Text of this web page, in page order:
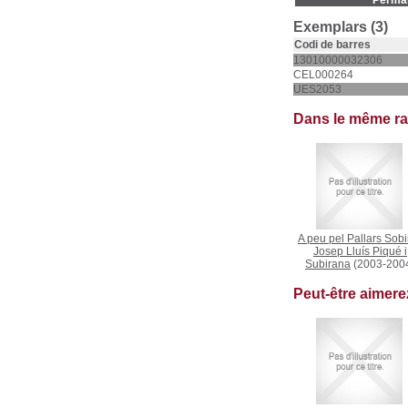
Exemplars (3)
Codi de barres
13010000032306
CEL000264
UES2053
Dans le même
A peu pel Pallars
Josep Lluís Piqué i
Subirana (2003-
Peut-être